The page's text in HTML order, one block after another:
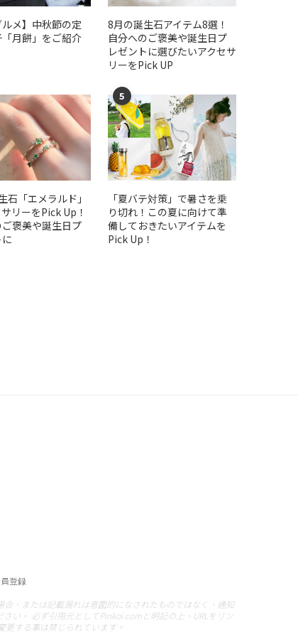
ルメ】中秋節の定
月餅」をご紹介
​​8月の誕生石アイテム8選！
自分へのご褒美や誕生日プ
レゼントに選びたいアクセサ
リーをPick UP
石「エメラルド」
リーをPick Up！
褒美や誕生日プ
5
「夏バテ対策」で暑さを乗
り切れ！この夏に向けて準
備しておきたいアイテムを
Pick Up！
登録
、または記載漏れは意図的になされたものではなく、通知
い。 必ず引用元としてPinkoi.comと明記の上、URLをリン
する事は禁じられています。